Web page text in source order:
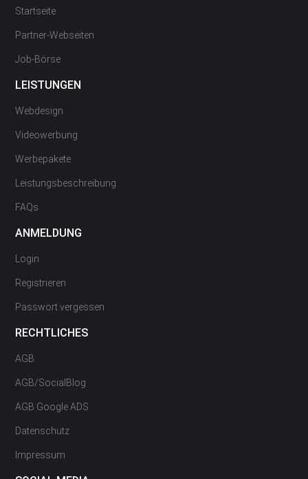
Startseite
Partner-Webseiten
Job-Börse
LEISTUNGEN
Webdesign
Videowerbung
Werbepakete
Leistungsbeschreibung
FAQs
ANMELDUNG
Login
Registrieren
Passwort vergessen
RECHTLICHES
AGB
AGB/SocialBlog
AGB Google ADS
Datenschutz
Impressum